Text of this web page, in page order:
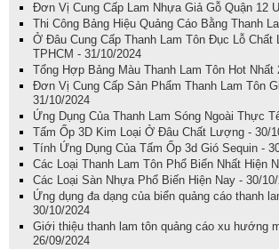
Đơn Vị Cung Cấp Lam Nhựa Giả Gỗ Quận 12
Thi Công Bảng Hiệu Quảng Cáo Bằng Thanh
Ở Đâu Cung Cấp Thanh Lam Tôn Đục Lỗ Chất
TPHCM - 31/10/2024
Tổng Hợp Bảng Màu Thanh Lam Tôn Hot Nhất
Đơn Vị Cung Cấp Sản Phẩm Thanh Lam Tôn
31/10/2024
Ứng Dụng Của Thanh Lam Sóng Ngoài Thực
Tấm Ốp 3D Kim Loại Ở Đâu Chất Lượng - 30/
Tính Ứng Dụng Của Tấm Ốp 3d Gió Sequin -
Các Loại Thanh Lam Tôn Phổ Biến Nhất Hiện
Các Loại Sàn Nhựa Phổ Biến Hiện Nay - 30/
Ứng dụng đa dạng của biển quảng cáo thanh
30/10/2024
Giới thiệu thanh lam tôn quảng cáo xu hướng
26/09/2024